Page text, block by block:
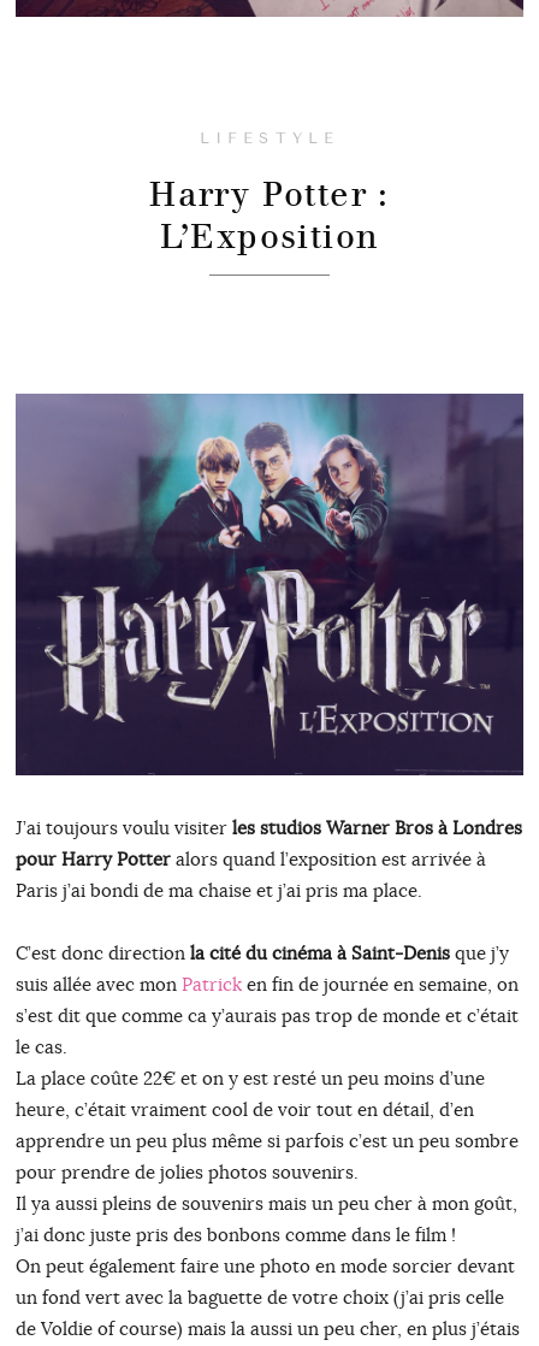
LIFESTYLE
Harry Potter :
L’Exposition
J’ai toujours voulu visiter les studios Warner Bros à Londres
pour Harry Potteralors quand l’exposition est arrivée à
Paris j’ai bondi de ma chaise et j’ai pris ma place.
C’est donc direction la cité du cinéma à Saint-Denisque j’y
suis allée avec mon Patricken fin de journée en semaine, on
s’est dit que comme ca y’aurais pas trop de monde et c’était
le cas.
La place coûte 22€ et on y est resté un peu moins d’une
heure, c’était vraiment cool de voir tout en détail, d’en
apprendre un peu plus même si parfois c’est un peu sombre
pour prendre de jolies photos souvenirs.
Il ya aussi pleins de souvenirs mais un peu cher à mon goût,
j’ai donc juste pris des bonbons comme dans le film !
On peut également faire une photo en mode sorcier devant
un fond vert avec la baguette de votre choix (j’ai pris celle
de Voldie of course) mais la aussi un peu cher, en plus j’étais